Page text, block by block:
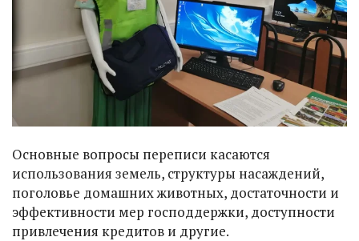
Основные вопросы переписи касаются
использования земель, структуры насаждений,
поголовье домашних животных, достаточности и
эффективности мер господдержки, доступности
привлечения кредитов и другие.